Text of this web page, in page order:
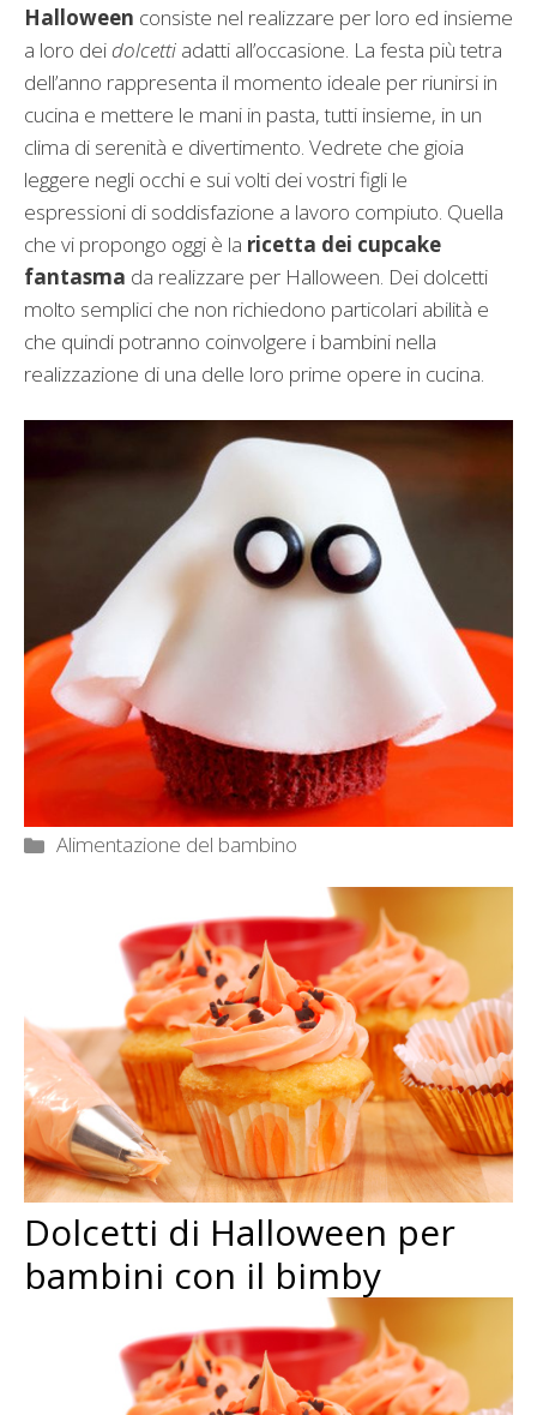
Halloween consiste nel realizzare per loro ed insieme
a loro dei dolcetti adatti all’occasione. La festa più tetra
dell’anno rappresenta il momento ideale per riunirsi in
cucina e mettere le mani in pasta, tutti insieme, in un
clima di serenità e divertimento. Vedrete che gioia
leggere negli occhi e sui volti dei vostri figli le
espressioni di soddisfazione a lavoro compiuto. Quella
che vi propongo oggi è la ricetta dei cupcake
fantasma da realizzare per Halloween. Dei dolcetti
molto semplici che non richiedono particolari abilità e
che quindi potranno coinvolgere i bambini nella
realizzazione di una delle loro prime opere in cucina.
Categorie
Alimentazione del bambino
Dolcetti di Halloween per
bambini con il bimby